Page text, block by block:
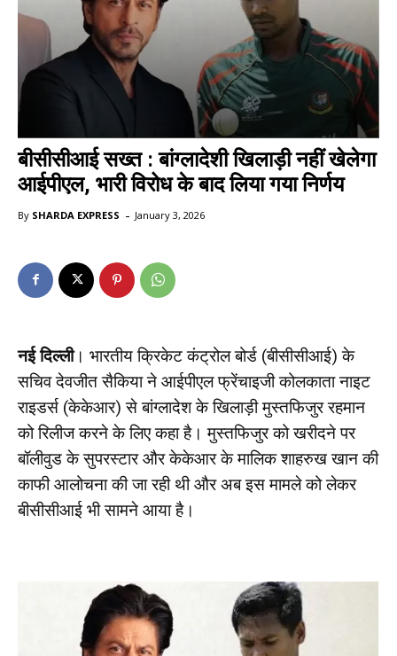
बीसीसीआई सख्त : बांग्लादेशी खिलाड़ी नहीं खेलेगा
आईपीएल, भारी विरोध के बाद लिया गया निर्णय
By SHARDA EXPRESS - January 3, 2026
नई दिल्ली। भारतीय क्रिकेट कंट्रोल बोर्ड (बीसीसीआई) के
सचिव देवजीत सैकिया ने आईपीएल फ्रेंचाइजी कोलकाता नाइट
राइडर्स (केकेआर) से बांग्लादेश के खिलाड़ी मुस्तफिजुर रहमान
को रिलीज करने के लिए कहा है। मुस्तफिजुर को खरीदने पर
बॉलीवुड के सुपरस्टार और केकेआर के मालिक शाहरुख खान की
काफी आलोचना की जा रही थी और अब इस मामले को लेकर
बीसीसीआई भी सामने आया है।